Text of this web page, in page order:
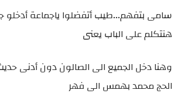
سامى بتفهم...طيب أتفضلوا ياجماعة
هنتكلم على الباب يعنى
وهنا دخل الجميع الى الصالون دون أدنى
الحج محمد بهمس الى فهر